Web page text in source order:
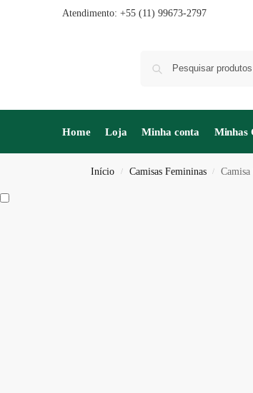
Atendimento: +55 (11) 99673-2797
Home Loja Minha conta Minhas
Início / Camisas Femininas /